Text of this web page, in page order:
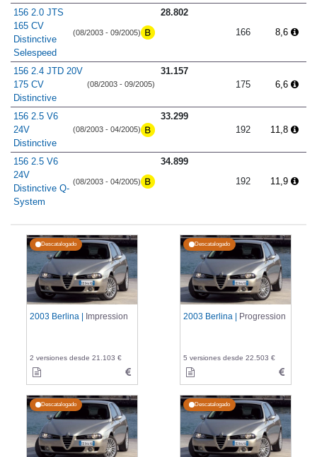
156 2.0 JTS
165 CV
Distinctive
Selespeed
(08/2003 - 09/2005)
28.802
166
8,6
156 2.4 JTD 20V
175 CV
Distinctive
(08/2003 - 09/2005)
31.157
175
6,6
156 2.5 V6
24V
Distinctive
(08/2003 - 04/2005)
33.299
192
11,8
156 2.5 V6
24V
Distinctive Q-
System
(08/2003 - 04/2005)
34.899
192
11,9
Descatalogado
2003 Berlina | Impression
2 versiones desde 21.103 €
Descatalogado
2003 Berlina | Progression
5 versiones desde 22.503 €
Descatalogado Descatalogado